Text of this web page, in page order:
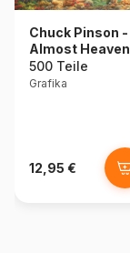
Chuck Pinson -
Almost Heaven
500 Teile
Grafika
12,95 €